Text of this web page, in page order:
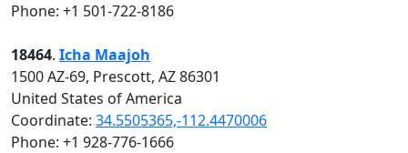
Phone: +1 501-722-8186
18464. Icha Maajoh
1500 AZ-69, Prescott, AZ 86301
United States of America
Coordinate: 34.5505365,-112.4470006
Phone: +1 928-776-1666